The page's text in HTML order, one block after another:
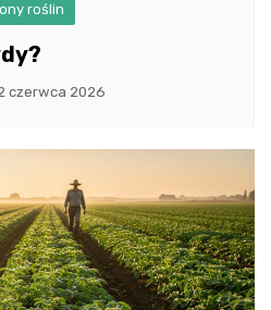
roślin
czerwca 2026